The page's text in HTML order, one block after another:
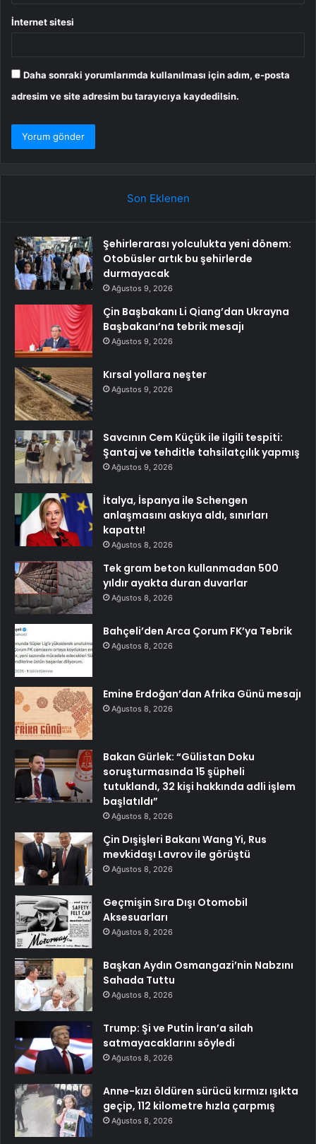
İnternet sitesi
Daha sonraki yorumlarımda kullanılması için adım, e-posta
adresim ve site adresim bu tarayıcıya kaydedilsin.
Son Eklenen
Şehirlerarası yolculukta yeni dönem:
Otobüsler artık bu şehirlerde
durmayacak
Ağustos 9, 2026
Çin Başbakanı Li Qiang’dan Ukrayna
Başbakanı’na tebrik mesajı
Ağustos 9, 2026
Kırsal yollara neşter
Ağustos 9, 2026
Savcının Cem Küçük ile ilgili tespiti:
Şantaj ve tehditle tahsilatçılık yapmış
Ağustos 9, 2026
İtalya, İspanya ile Schengen
anlaşmasını askıya aldı, sınırları
kapattı!
Ağustos 8, 2026
Tek gram beton kullanmadan 500
yıldır ayakta duran duvarlar
Ağustos 8, 2026
Bahçeli’den Arca Çorum FK’ya Tebrik
Ağustos 8, 2026
Emine Erdoğan’dan Afrika Günü mesajı
Ağustos 8, 2026
Bakan Gürlek: “Gülistan Doku
soruşturmasında 15 şüpheli
tutuklandı, 32 kişi hakkında adli işlem
başlatıldı”
Ağustos 8, 2026
Çin Dışişleri Bakanı Wang Yi, Rus
mevkidaşı Lavrov ile görüştü
Ağustos 8, 2026
Geçmişin Sıra Dışı Otomobil
Aksesuarları
Ağustos 8, 2026
Başkan Aydın Osmangazi’nin Nabzını
Sahada Tuttu
Ağustos 8, 2026
Trump: Şi ve Putin İran’a silah
satmayacaklarını söyledi
Ağustos 8, 2026
Anne-kızı öldüren sürücü kırmızı ışıkta
geçip, 112 kilometre hızla çarpmış
Ağustos 8, 2026